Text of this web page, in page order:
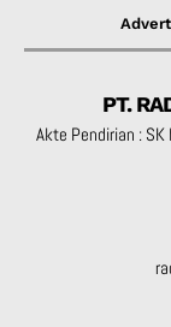
PT.
Akte Pendirian : SK